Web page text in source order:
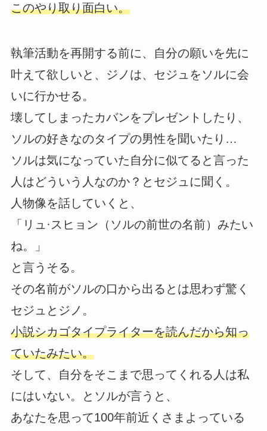
このやり取り面白い。
執筆活動を再開する前に、自分の願いを先に
叶えて欲しいと、ジノは、セジュをソルに会
いに行かせる。
壊してしまったカバンをプレゼントしたり、
ソルの好きなのタイプの男性を聞いたり…
ソルは気になっていた自分に似てると言った
人はどういう人なのか？とセジュに聞く。
人物像を話していくと、
「リュ·スヒョン（ソルの前世の名前）みたい
ね。」
と言うそる。
その名前がソルの口から出るとは思わず驚く
セジュとジノ。
小説シカゴタイプライターを読んだから知っ
ていたみたい。
そして、自分をそこまで思ってくれる人は私
にはいない。とソルが言うと、
あなたを思って100年前近くさまよっている